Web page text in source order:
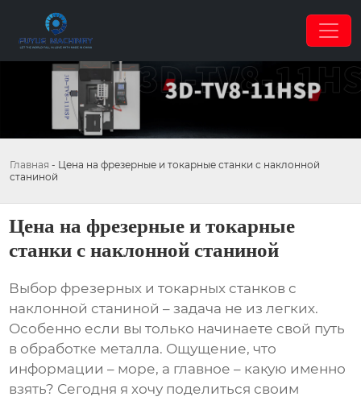
Главная - Цена на фрезерные и токарные станки с наклонной
станиной
Цена на фрезерные и токарные
станки с наклонной станиной
Выбор фрезерных и токарных станков с
наклонной станиной – задача не из легких.
Особенно если вы только начинаете свой путь
в обработке металла. Ощущение, что
информации – море, а главное – какую именно
взять? Сегодня я хочу поделиться своим